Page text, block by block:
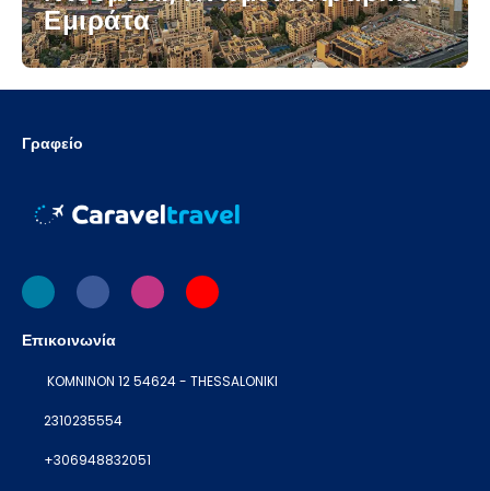
Εμιράτα
Γραφείο
Επικοινωνία
KOMNINON 12 54624 - THESSALONIKI
2310235554
+306948832051